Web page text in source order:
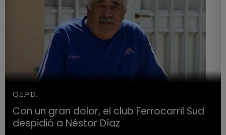
Q.E.P.D.
Con un gran dolor, el club Ferrocarril Sud
despidió a Néstor Díaz